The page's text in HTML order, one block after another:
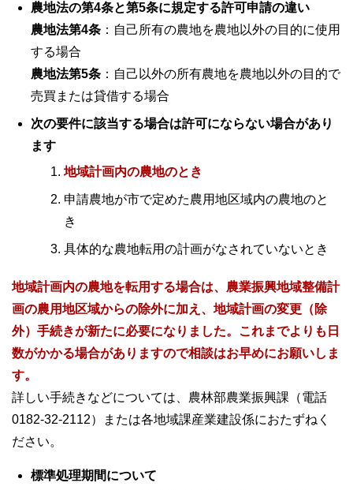
農地法の第4条と第5条に規定する許可申請の違い
農地法第4条 ：自己所有の農地を農地以外の目的に使用
する場合
農地法第5条 ：自己以外の所有農地を農地以外の目的で
売買または貸借する場合
次の要件に該当する場合は許可にならない場合があり
ます
地域計画内の農地のとき
申請農地が市で定めた農用地区域内の農地のと
き
具体的な農地転用の計画がなされていないとき
地域計画内の農地を転用する場合は、農業振興地域整備計
画の農用地区域からの除外に加え、地域計画の変更（除
外）手続きが新たに必要になりました。これまでよりも日
数がかかる場合がありますので相談はお早めにお願いしま
す。
詳しい手続きなどについては、農林部農業振興課（電話
0182-32-2112）または各地域課産業建設係におたずねく
ださい。
標準処理期間について